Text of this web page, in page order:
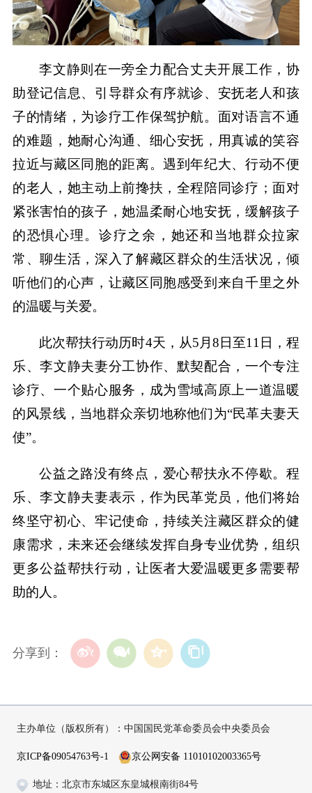
李文静则在一旁全力配合丈夫开展工作，协
助登记信息、引导群众有序就诊、安抚老人和孩
子的情绪，为诊疗工作保驾护航。面对语言不通
的难题，她耐心沟通、细心安抚，用真诚的笑容
拉近与藏区同胞的距离。遇到年纪大、行动不便
的老人，她主动上前搀扶，全程陪同诊疗；面对
紧张害怕的孩子，她温柔耐心地安抚，缓解孩子
的恐惧心理。诊疗之余，她还和当地群众拉家
常、聊生活，深入了解藏区群众的生活状况，倾
听他们的心声，让藏区同胞感受到来自千里之外
的温暖与关爱。
此次帮扶行动历时4天，从5月8日至11日，程
乐、李文静夫妻分工协作、默契配合，一个专注
诊疗、一个贴心服务，成为雪域高原上一道温暖
的风景线，当地群众亲切地称他们为“民革夫妻天
使”。
公益之路没有终点，爱心帮扶永不停歇。程
乐、李文静夫妻表示，作为民革党员，他们将始
终坚守初心、牢记使命，持续关注藏区群众的健
康需求，未来还会继续发挥自身专业优势，组织
更多公益帮扶行动，让医者大爱温暖更多需要帮
助的人。
分享到：
主办单位（版权所有）：中国国民党革命委员会中央委员会
京ICP备09054763号-1 京公网安备 11010102003365号
地址：北京市东城区东皇城根南街84号